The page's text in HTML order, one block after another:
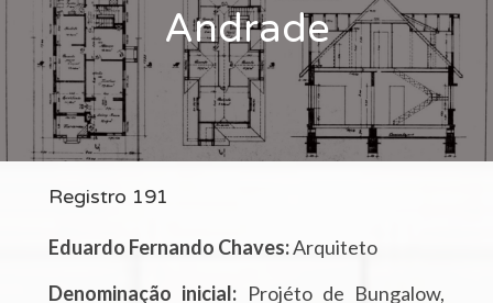
Andrade
Registro 191
Eduardo Fernando Chaves:Arquiteto
Denominação inicial: Projéto de Bungalow,